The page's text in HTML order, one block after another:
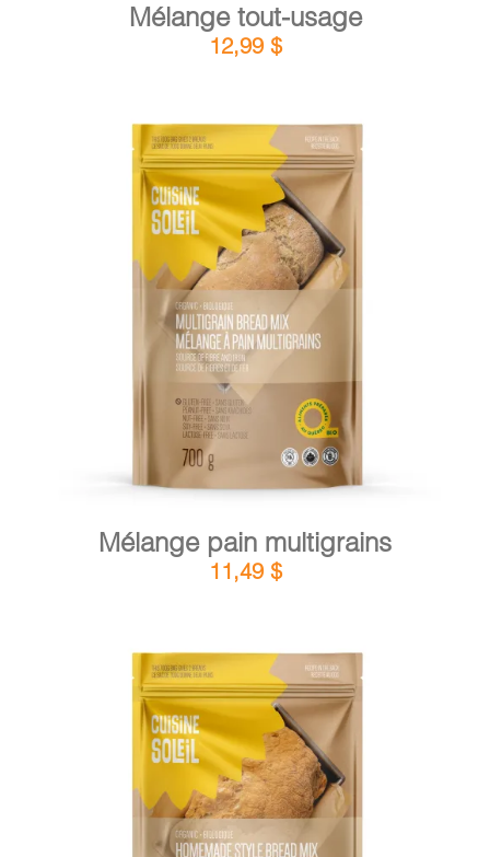
Mélange tout-usage
12,99 $
AJOUTER AU PANIER / DÉTAILS
Mélange pain multigrains
11,49 $
AJOUTER AU PANIER / DÉTAILS